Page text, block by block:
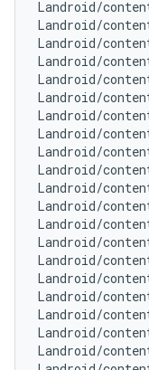
Landroid/
Landroid/
Landroid/
Landroid/
Landroid/
Landroid/
Landroid/
Landroid/
Landroid/
Landroid/
Landroid/
Landroid/
Landroid/
Landroid/
Landroid/
Landroid/
Landroid/
Landroid/
Landroid/
Landroid/